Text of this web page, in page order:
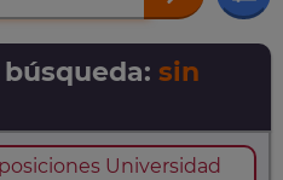
sin
Universidad